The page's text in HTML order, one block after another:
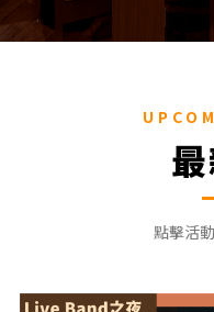
點擊活